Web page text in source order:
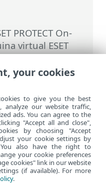
PROTECT On-
virtual ESET
de
> Alterar
your cookies
to give you the best
analyze our website traffic,
ads. You can agree to the
"Accept all and close",
by choosing "Accept
your cookie settings by
You also have the right to
your cookie preferences
cookies" link in our website
(if available). For more
.